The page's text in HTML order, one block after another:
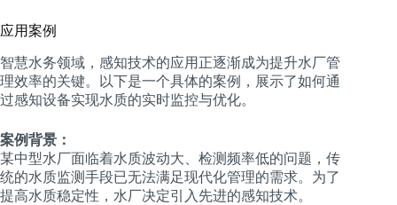
应用案例
智慧水务领域，感知技术的应用正逐渐成为提升水厂管
理效率的关键。以下是一个具体的案例，展示了如何通
过感知设备实现水质的实时监控与优化。
案例背景：
某中型水厂面临着水质波动大、检测频率低的问题，传
统的水质监测手段已无法满足现代化管理的需求。为了
提高水质稳定性，水厂决定引入先进的感知技术。